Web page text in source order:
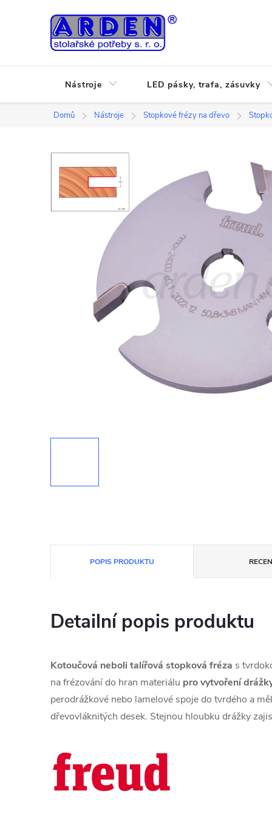
Nástroje LED pásky, trafa, zásuvky
Domů Nástroje Stopkové frézy na dřevo
POPIS PRODUKTU
Detailní popis produktu
Kotoučová neboli talířová stopková fréza s
na frézování do hran materiálu pro vytvoření
perodrážkové nebo lamelové spoje do tvrdého a
dřevovláknitých desek. Stejnou hloubku drážky